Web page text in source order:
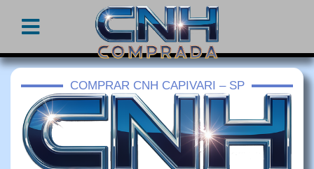
COMPRAR CNH CAPIVARI – SP